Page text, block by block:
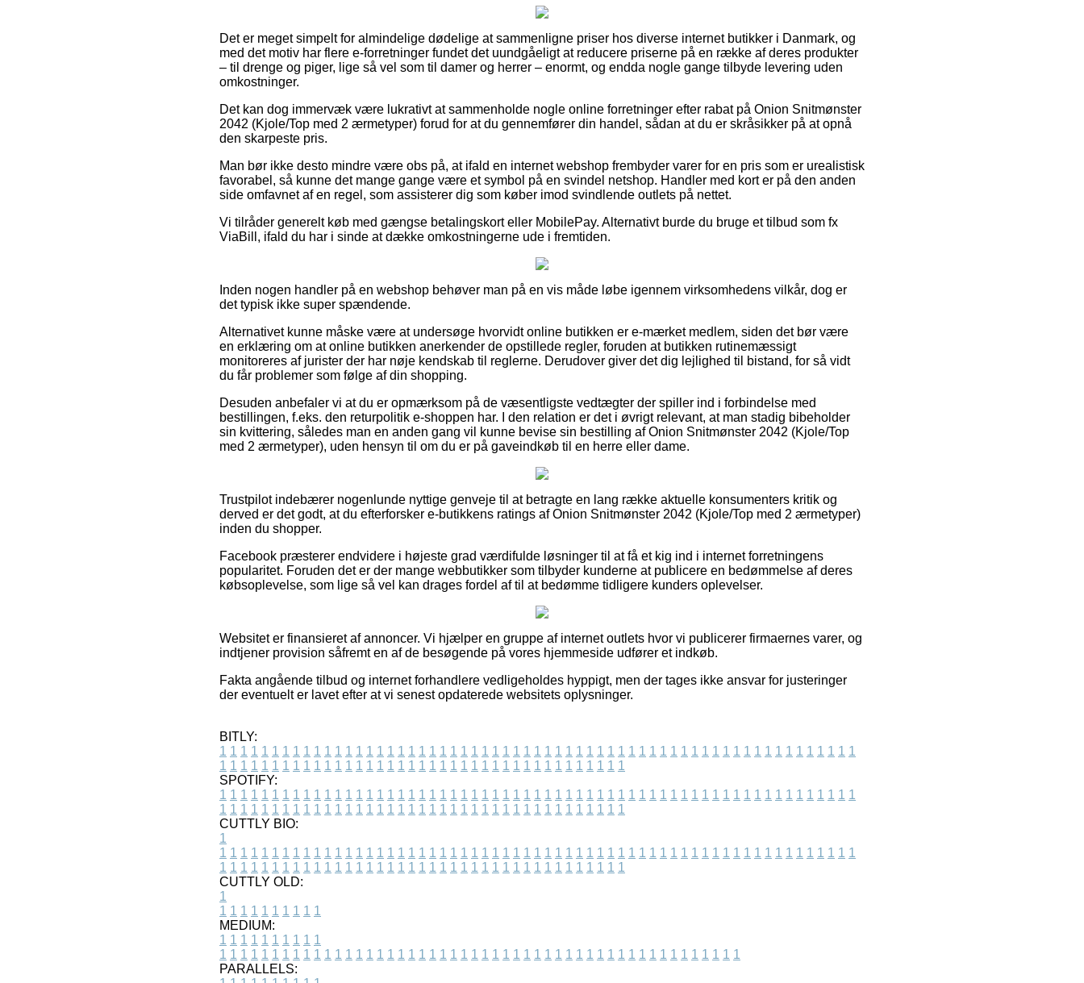
Det er meget simpelt for almindelige dødelige at sammenligne priser hos diverse internet butikker i Danmark, og
med det motiv har flere e-forretninger fundet det uundgåeligt at reducere priserne på en række af deres produkter
– til drenge og piger, lige så vel som til damer og herrer – enormt, og endda nogle gange tilbyde levering uden
omkostninger.
Det kan dog immervæk være lukrativt at sammenholde nogle online forretninger efter rabat på Onion Snitmønster
2042 (Kjole/Top med 2 ærmetyper) forud for at du gennemfører din handel, sådan at du er skråsikker på at opnå
den skarpeste pris.
Man bør ikke desto mindre være obs på, at ifald en internet webshop frembyder varer for en pris som er urealistisk
favorabel, så kunne det mange gange være et symbol på en svindel netshop. Handler med kort er på den anden
side omfavnet af en regel, som assisterer dig som køber imod svindlende outlets på nettet.
Vi tilråder generelt køb med gængse betalingskort eller MobilePay. Alternativt burde du bruge et tilbud som fx
ViaBill, ifald du har i sinde at dække omkostningerne ude i fremtiden.
Inden nogen handler på en webshop behøver man på en vis måde løbe igennem virksomhedens vilkår, dog er
det typisk ikke super spændende.
Alternativet kunne måske være at undersøge hvorvidt online butikken er e-mærket medlem, siden det bør være
en erklæring om at online butikken anerkender de opstillede regler, foruden at butikken rutinemæssigt
monitoreres af jurister der har nøje kendskab til reglerne. Derudover giver det dig lejlighed til bistand, for så vidt
du får problemer som følge af din shopping.
Desuden anbefaler vi at du er opmærksom på de væsentligste vedtægter der spiller ind i forbindelse med
bestillingen, f.eks. den returpolitik e-shoppen har. I den relation er det i øvrigt relevant, at man stadig bibeholder
sin kvittering, således man en anden gang vil kunne bevise sin bestilling af Onion Snitmønster 2042 (Kjole/Top
med 2 ærmetyper), uden hensyn til om du er på gaveindkøb til en herre eller dame.
Trustpilot indebærer nogenlunde nyttige genveje til at betragte en lang række aktuelle konsumenters kritik og
derved er det godt, at du efterforsker e-butikkens ratings af Onion Snitmønster 2042 (Kjole/Top med 2 ærmetyper)
inden du shopper.
Facebook præsterer endvidere i højeste grad værdifulde løsninger til at få et kig ind i internet forretningens
popularitet. Foruden det er der mange webbutikker som tilbyder kunderne at publicere en bedømmelse af deres
købsoplevelse, som lige så vel kan drages fordel af til at bedømme tidligere kunders oplevelser.
Websitet er finansieret af annoncer. Vi hjælper en gruppe af internet outlets hvor vi publicerer firmaernes varer, og
indtjener provision såfremt en af de besøgende på vores hjemmeside udfører et indkøb.
Fakta angående tilbud og internet forhandlere vedligeholdes hyppigt, men der tages ikke ansvar for justeringer
der eventuelt er lavet efter at vi senest opdaterede websitets oplysninger.
BITLY:
1 1 1 1 1 1 1 1 1 1 1 1 1 1 1 1 1 1 1 1 1 1 1 1 1 1 1 1 1 1 1 1 1 1 1 1 1 1 1 1 1 1 1 1 1 1 1 1 1 1 1 1 1 1 1 1 1 1 1 1 1
1 1 1 1 1 1 1 1 1 1 1 1 1 1 1 1 1 1 1 1 1 1 1 1 1 1 1 1 1 1 1 1 1 1 1 1 1 1 1
SPOTIFY:
1 1 1 1 1 1 1 1 1 1 1 1 1 1 1 1 1 1 1 1 1 1 1 1 1 1 1 1 1 1 1 1 1 1 1 1 1 1 1 1 1 1 1 1 1 1 1 1 1 1 1 1 1 1 1 1 1 1 1 1 1
1 1 1 1 1 1 1 1 1 1 1 1 1 1 1 1 1 1 1 1 1 1 1 1 1 1 1 1 1 1 1 1 1 1 1 1 1 1 1
CUTTLY BIO:
1
1 1 1 1 1 1 1 1 1 1 1 1 1 1 1 1 1 1 1 1 1 1 1 1 1 1 1 1 1 1 1 1 1 1 1 1 1 1 1 1 1 1 1 1 1 1 1 1 1 1 1 1 1 1 1 1 1 1 1 1 1
1 1 1 1 1 1 1 1 1 1 1 1 1 1 1 1 1 1 1 1 1 1 1 1 1 1 1 1 1 1 1 1 1 1 1 1 1 1 1
CUTTLY OLD:
1
1 1 1 1 1 1 1 1 1 1
MEDIUM:
1 1 1 1 1 1 1 1 1 1
1 1 1 1 1 1 1 1 1 1 1 1 1 1 1 1 1 1 1 1 1 1 1 1 1 1 1 1 1 1 1 1 1 1 1 1 1 1 1 1 1 1 1 1 1 1 1 1 1 1
PARALLELS: